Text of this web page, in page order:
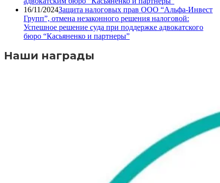
16/11/2024Защита налоговых прав ООО “Альфа-Инвест
Групп”, отмена незаконного решения налоговой:
Успешное решение суда при поддержке адвокатского
бюро “Касьяненко и партнеры”
Наши награды